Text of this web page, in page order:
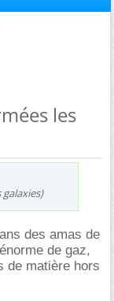
les
des amas de
de gaz,
de matière hors